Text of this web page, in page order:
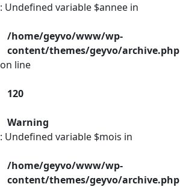
: Undefined variable $annee in
/home/geyvo/www/wp-
content/themes/geyvo/archive.php
on line
120
Warning
: Undefined variable $mois in
/home/geyvo/www/wp-
content/themes/geyvo/archive.php